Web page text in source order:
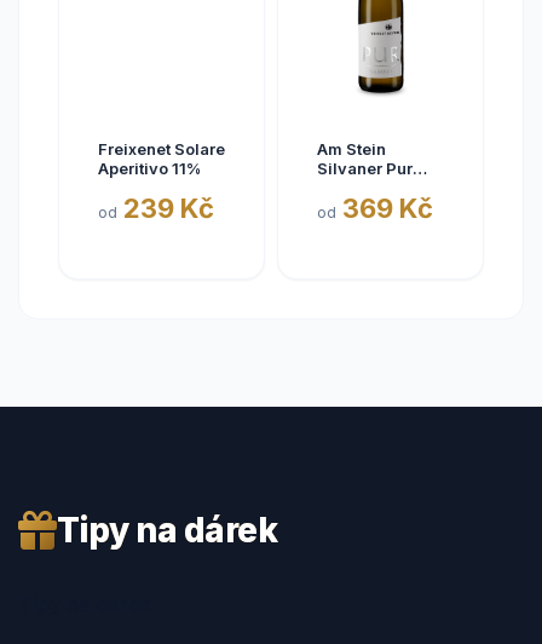
Freixenet Solare
Aperitivo 11%
od 239 Kč
Am Stein
Silvaner Pur
od 369 Kč
Tipy na dárek